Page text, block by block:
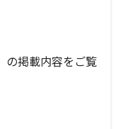
掲載内容をご覧